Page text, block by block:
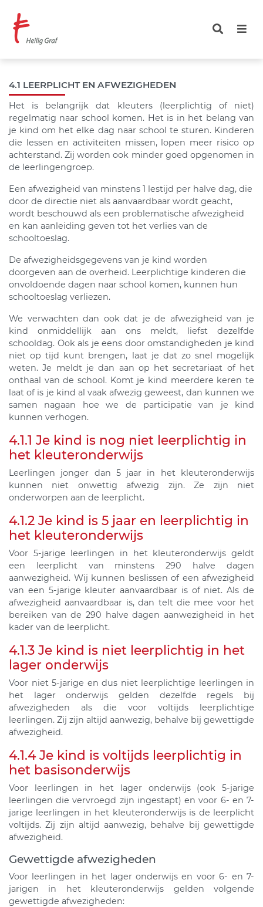
naar
4.1 LEERPLICHT EN AFWEZIGHEDEN
Het is belangrijk dat kleuters (leerplichtig of niet)
regelmatig naar school komen. Het is in het belang van
je kind om het elke dag naar school te sturen. Kinderen
die lessen en activiteiten missen, lopen meer risico op
achterstand. Zij worden ook minder goed opgenomen in
de leerlingengroep.
Een afwezigheid van minstens 1 lestijd per halve dag, die
door de directie niet als aanvaardbaar wordt geacht,
wordt beschouwd als een problematische afwezigheid
en kan aanleiding geven tot het verlies van de
schooltoeslag.
De afwezigheidsgegevens van je kind worden
doorgeven aan de overheid. Leerplichtige kinderen die
onvoldoende dagen naar school komen, kunnen hun
schooltoeslag verliezen.
We verwachten dan ook dat je de afwezigheid van je
kind onmiddellijk aan ons meldt, liefst dezelfde
schooldag. Ook als je eens door omstandigheden je kind
niet op tijd kunt brengen, laat je dat zo snel mogelijk
weten. Je meldt je dan aan op het secretariaat of het
onthaal van de school. Komt je kind meerdere keren te
laat of is je kind al vaak afwezig geweest, dan kunnen we
samen nagaan hoe we de participatie van je kind
kunnen verhogen.
4.1.1 Je kind is nog niet leerplichtig in
het kleuteronderwijs
Leerlingen jonger dan 5 jaar in het kleuteronderwijs
kunnen niet onwettig afwezig zijn. Ze zijn niet
onderworpen aan de leerplicht.
4.1.2 Je kind is 5 jaar en leerplichtig in
het kleuteronderwijs
Voor 5-jarige leerlingen in het kleuteronderwijs geldt
een leerplicht van minstens 290 halve dagen
aanwezigheid. Wij kunnen beslissen of een afwezigheid
van een 5-jarige kleuter aanvaardbaar is of niet. Als de
afwezigheid aanvaardbaar is, dan telt die mee voor het
bereiken van de 290 halve dagen aanwezigheid in het
kader van de leerplicht.
4.1.3 Je kind is niet leerplichtig in het
lager onderwijs
Voor niet 5-jarige en dus niet leerplichtige leerlingen in
het lager onderwijs gelden dezelfde regels bij
afwezigheden als die voor voltijds leerplichtige
leerlingen. Zij zijn altijd aanwezig, behalve bij gewettigde
afwezigheid.
4.1.4 Je kind is voltijds leerplichtig in
het basisonderwijs
Voor leerlingen in het lager onderwijs (ook 5-jarige
leerlingen die vervroegd zijn ingestapt) en voor 6- en 7-
jarige leerlingen in het kleuteronderwijs is de leerplicht
voltijds. Zij zijn altijd aanwezig, behalve bij gewettigde
afwezigheid.
Gewettigde afwezigheden
Voor leerlingen in het lager onderwijs en voor 6- en 7-
jarigen in het kleuteronderwijs gelden volgende
gewettigde afwezigheden: